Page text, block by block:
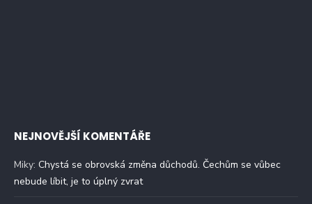
NEJNOVĚJŠÍ KOMENTÁŘE
Miky: Chystá se obrovská změna důchodů. Čechům se vůbec
nebude líbit, je to úplný zvrat